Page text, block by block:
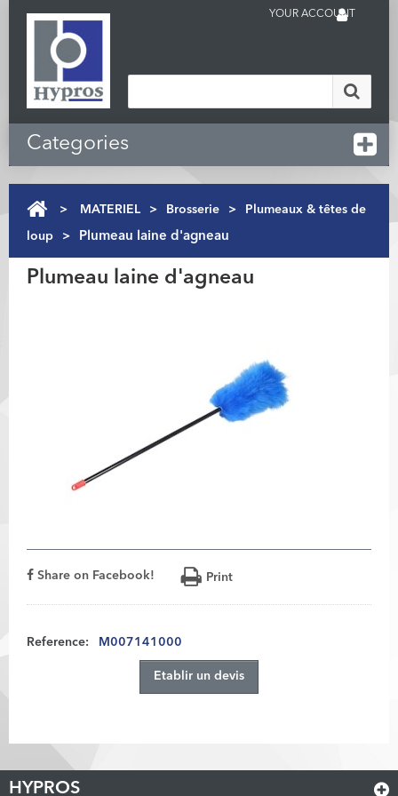
YOUR ACCOUNT
Categories
> MATERIEL > Brosserie > Plumeaux & têtes de
loup > Plumeau laine d'agneau
Plumeau laine d'agneau
Share on Facebook! Print
Reference: M007141000
Etablir un devis
HYPROS